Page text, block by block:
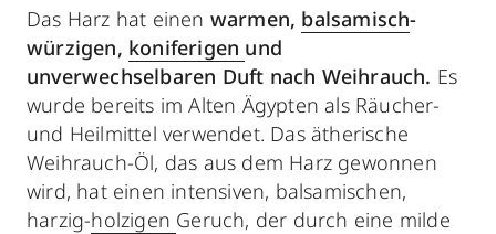
Das Harz hat einen warmen, balsamisch-
würzigen, koniferigen und
unverwechselbaren Duft nach Weihrauch. Es
wurde bereits im Alten Ägypten als Räucher-
und Heilmittel verwendet. Das ätherische
Weihrauch-Öl, das aus dem Harz gewonnen
wird, hat einen intensiven, balsamischen,
harzig-holzigen Geruch, der durch eine milde